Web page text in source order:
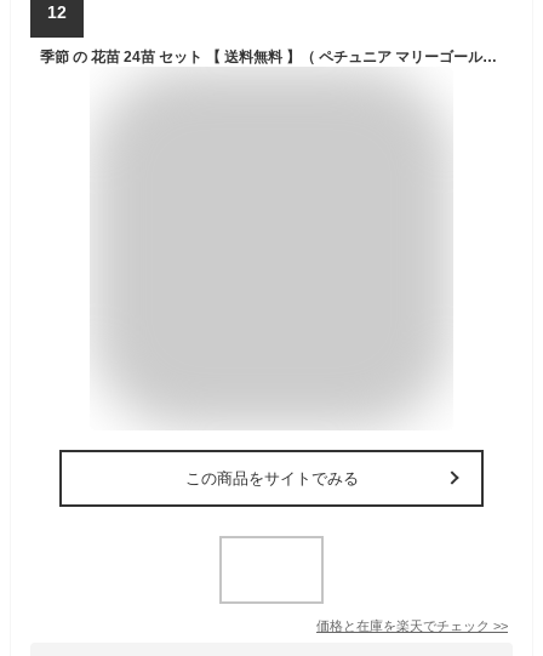
12
季節 の 花苗 24苗 セット 【 送料無料 】（ ペチュニア マリーゴールド ロベリア バーベナ など 草花 福袋 ♪ ） 花苗セット 花 早春 春 花壇 庭 寄せ植え ガーデニング 母の日 誕生日 お祝い 土っ子倶楽部
この商品をサイトでみる
価格と在庫を楽天でチェック >>